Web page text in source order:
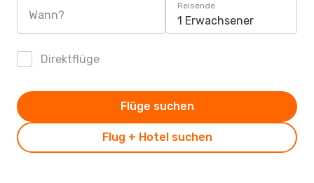
Wann?
Reisende
1 Erwachsener
Direktflüge
Flug + Hotel suchen
Flüge suchen